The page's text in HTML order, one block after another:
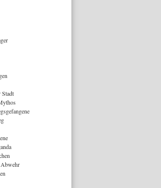
Stadt